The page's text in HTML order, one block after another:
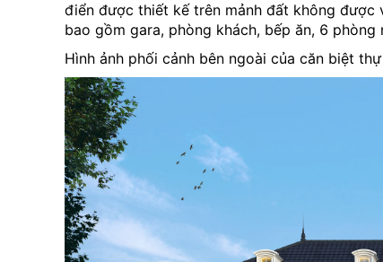
điển được thiết kế trên mảnh đất không được
bao gồm gara, phòng khách, bếp ăn, 6
Hình ảnh phối cảnh bên ngoài của căn biệt